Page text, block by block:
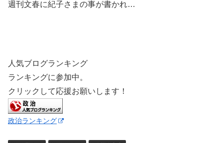
週刊文春に紀子さまの事が書かれ…
人気ブログランキング
ランキングに参加中。
クリックして応援お願いします！
政治ランキング